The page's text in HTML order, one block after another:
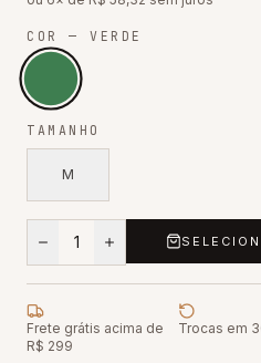
COR — VERDE
TAMANHO
M
1
Frete grátis acima de
R$ 299
Trocas em